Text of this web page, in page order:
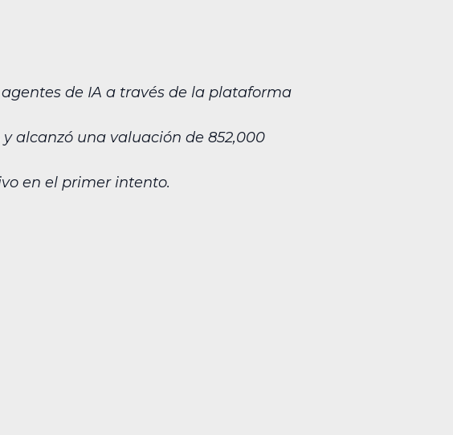
de IA a través de la plataforma
alcanzó una valuación de 852,000
en el primer intento.